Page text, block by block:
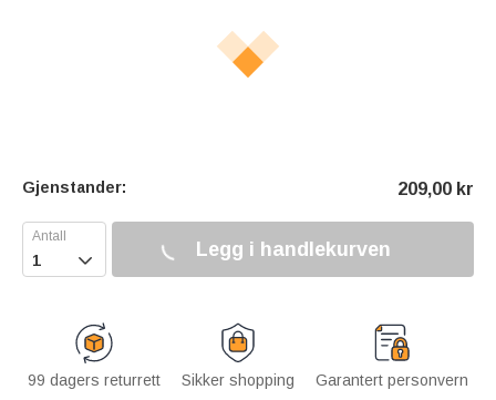
Gjenstander: 209,00 kr
 Legg i handlekurven
99 dagers returrett Sikker shopping Garantert personvern